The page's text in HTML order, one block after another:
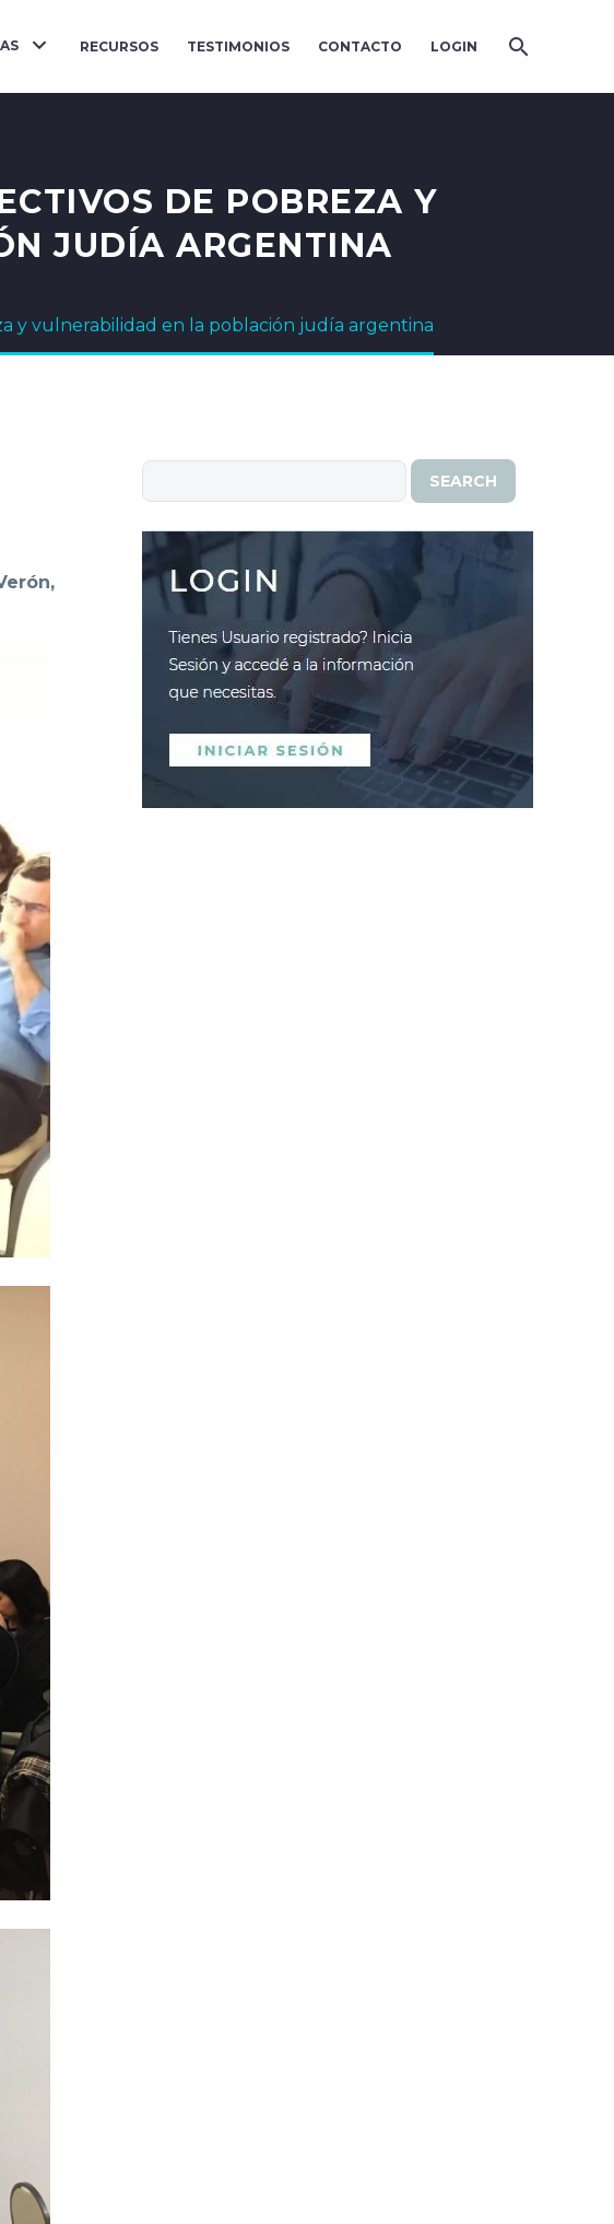
RECURSOS TESTIMONIOS CONTACTO LOGIN
DE POBREZA Y
JUDÍA ARGENTINA
y vulnerabilidad en la población judía argentina
SEARCH